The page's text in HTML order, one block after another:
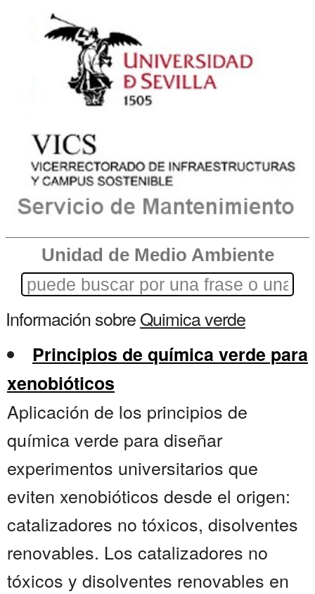
Unidad de Medio Ambiente
Información sobreQuimica verde
Principios de química verde para
xenobióticos
Aplicación de los principios de
química verde para diseñar
experimentos universitarios que
eviten xenobióticos desde el origen:
catalizadores no tóxicos, disolventes
renovables. Los catalizadores no
tóxicos y disolventes renovables en